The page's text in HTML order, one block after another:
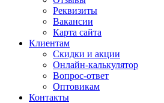
Реквизиты
Вакансии
Карта сайта
Клиентам
Скидки и акции
Онлайн-калькулятор
Вопрос-ответ
Оптовикам
Контакты